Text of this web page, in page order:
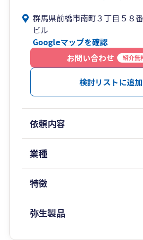
本来の業務以外にも多岐にわた
しております。
企業と経営者様の３年後・５年後
据えたトータルサポートが弊社の
私たちは、お客さまが本当に求め
ォーカスし、利益を減らすのでは
とによって貢献してまいります。
お客様に寄り添い、企業として、
良い信頼関係を築けるよう努力し
従業員の心身の健康を大切にし、
るい未来を創るために貢献してま
群馬県前橋市南町３丁目５８
ビル
Googleマップを確認
お問い合わせ
紹介無
検討リストに追加
依頼内容
業種
特徴
弥生製品